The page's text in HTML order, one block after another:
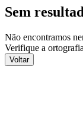
Sem
Não encontramos
Verifique a
Voltar